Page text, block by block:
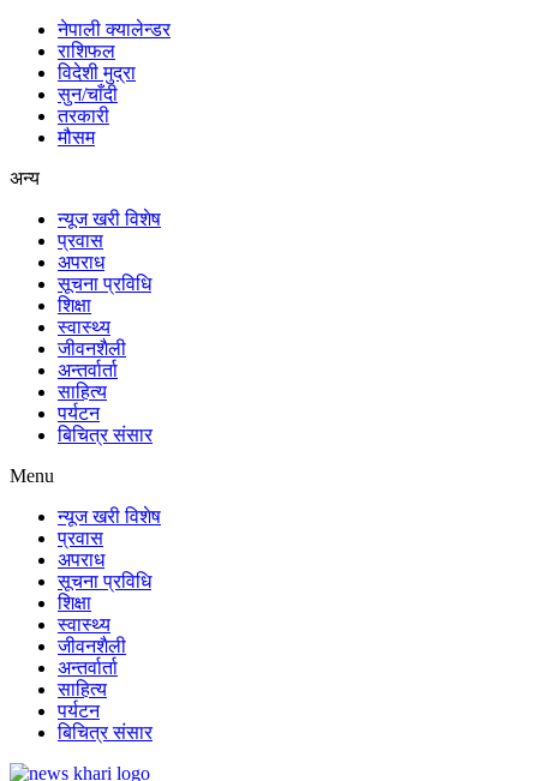
नेपाली क्यालेन्डर
राशिफल
विदेशी मुद्रा
सुन/चाँदी
तरकारी
मौसम
अन्य
न्यूज खरी विशेष
प्रवास
अपराध
सूचना प्रविधि
शिक्षा
स्वास्थ्य
जीवनशैली
अन्तर्वार्ता
साहित्य
पर्यटन
बिचित्र संसार
Menu
न्यूज खरी विशेष
प्रवास
अपराध
सूचना प्रविधि
शिक्षा
स्वास्थ्य
जीवनशैली
अन्तर्वार्ता
साहित्य
पर्यटन
बिचित्र संसार